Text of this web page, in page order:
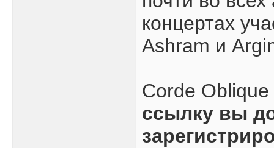
концертах
Ashram и
Corde
ссылку вы